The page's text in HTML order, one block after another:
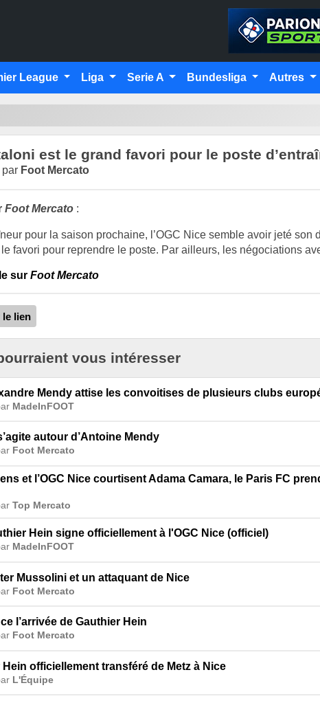
League Liga Serie A Bundesliga Autres
est le grand favori pour le poste
par Foot Mercato
Foot Mercato :
pour la saison prochaine, l’OGC Nice semble avoir jeté son
favori pour reprendre le poste. Par ailleurs, les négociations
sur Foot Mercato
le lien
vous intéresser
Mendy attise les convoitises de plusieurs clubs
MadeInFOOT
autour d’Antoine Mendy
Foot Mercato
et l’OGC Nice courtisent Adama Camara, le Paris FC
Top Mercato
Hein signe officiellement à l'OGC Nice (officiel)
MadeInFOOT
Mussolini et un attaquant de Nice
Foot Mercato
l’arrivée de Gauthier Hein
Foot Mercato
Hein officiellement transféré de Metz à Nice
L'Équipe